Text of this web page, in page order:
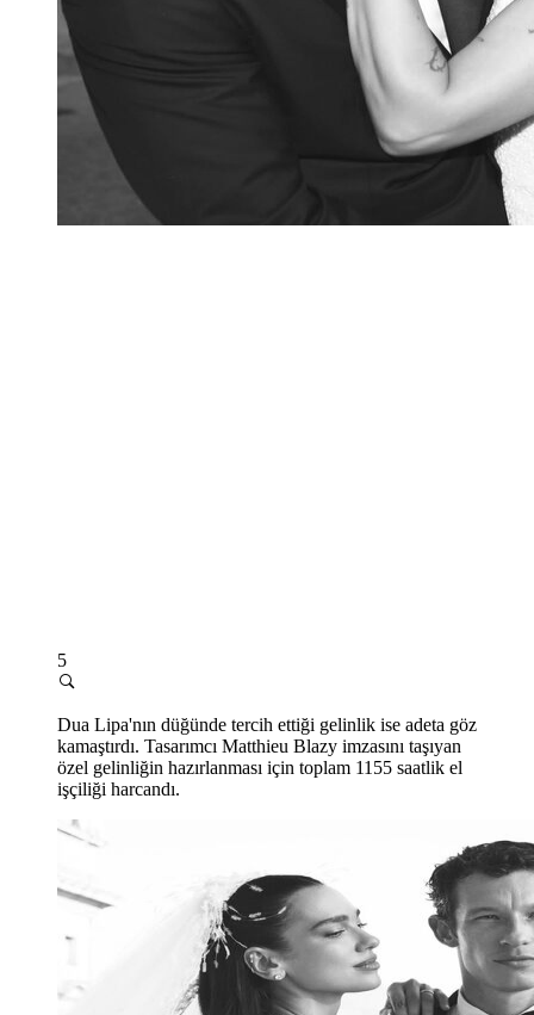
5
Dua Lipa'nın düğünde tercih ettiği gelinlik ise adeta göz
kamaştırdı. Tasarımcı Matthieu Blazy imzasını taşıyan
özel gelinliğin hazırlanması için toplam 1155 saatlik el
işçiliği harcandı.